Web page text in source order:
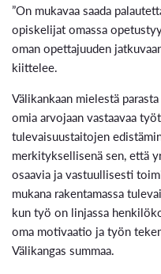
”On mukavaa saada
opiskelijat omassa
oman opettajuuden
kiittelee.
Välikankaan mielestä
omia arvojaan vastaavaa
tulevaisuustaitojen
merkityksellisenä sen, että
osaavia ja vastuullisesti
mukana rakentamassa
kun työ on linjassa
oma motivaatio ja työn
Välikangas summaa.